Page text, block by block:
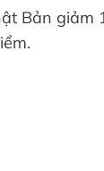
Bản giảm